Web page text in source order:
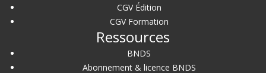
CGV Édition
CGV Formation
Ressources
BNDS
Abonnement & licence BNDS